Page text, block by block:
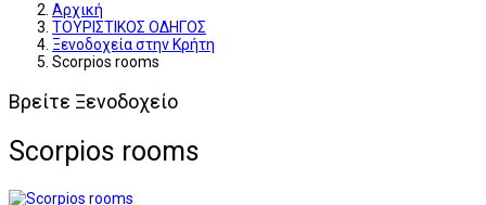
Αρχική
ΤΟΥΡΙΣΤΙΚΟΣ ΟΔΗΓΟΣ
Ξενοδοχεία στην Κρήτη
Scorpios rooms
Βρείτε Ξενοδοχείο
Scorpios rooms